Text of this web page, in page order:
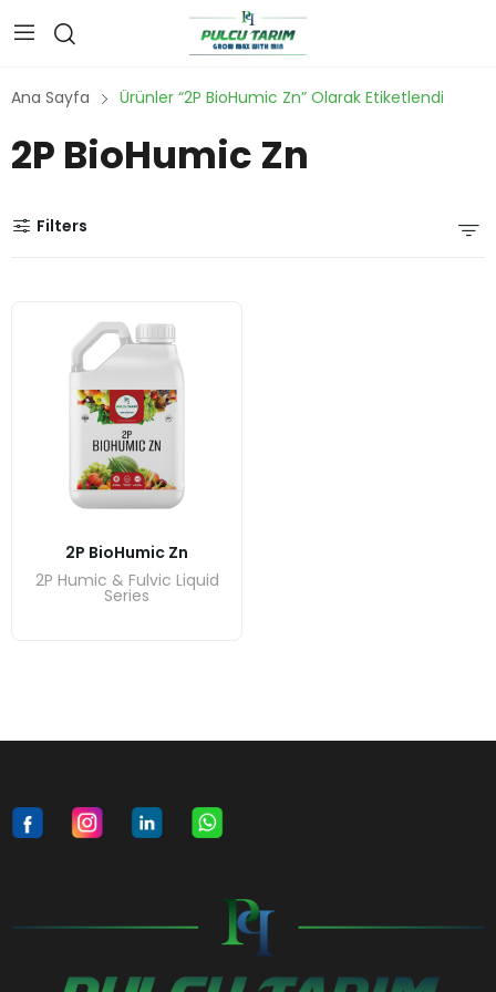
Ana Sayfa Ürünler “2P BioHumic Zn” Olarak Etiketlendi
2P BioHumic Zn
Filters
2P BioHumic Zn
2P Humic & Fulvic Liquid
Series